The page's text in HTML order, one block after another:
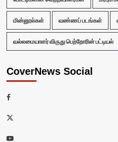
மின்னூல்கள் வண்ணப் படங்கள்
வல்லமையாளர் விருது பெற்றோரின் பட்டியல்
CoverNews Social
Facebook
Twitter
Youtube